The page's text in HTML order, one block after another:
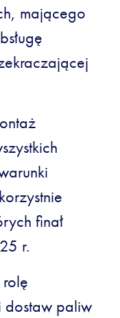
mającego
finał
r.
dostaw paliw